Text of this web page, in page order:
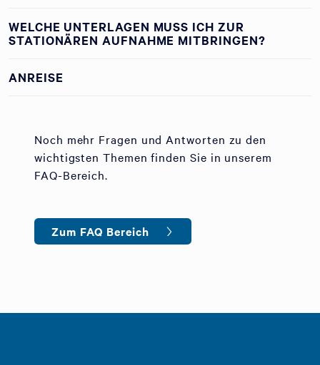
WELCHE UNTERLAGEN MUSS ICH ZUR
STATIONÄREN AUFNAHME MITBRINGEN?
ANREISE
Noch mehr Fragen und Antworten zu den
wichtigsten Themen finden Sie in unserem
FAQ-Bereich.
Zum FAQ Bereich